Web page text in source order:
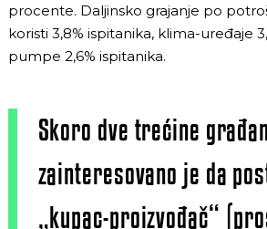
procente. Daljinsko grajanje po
koristi 3,8% ispitanika, klima-uređaje
pumpe 2,6% ispitanika.
Skoro dve trećine
zainteresovano je da
„kupac-proizvođač“